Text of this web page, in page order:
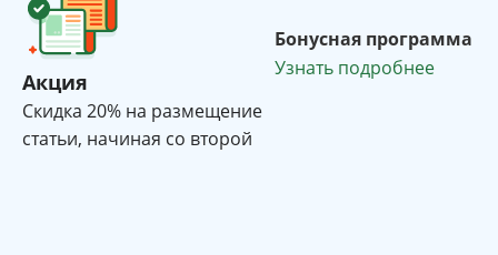
Акция
Cкидка 20% на размещение
статьи, начиная со второй
Бонусная программа
Узнать подробнее